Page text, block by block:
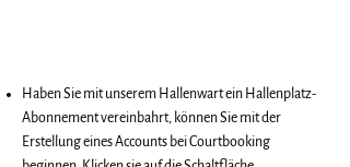
Haben Sie mit unserem Hallenwart ein Hallenplatz-
Abonnement vereinbahrt, können Sie mit der
Erstellung einesAccounts bei Courtbooking